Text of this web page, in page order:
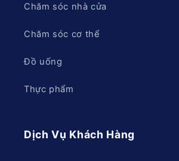
Chăm sóc nhà cửa
Chăm sóc cơ thể
Đồ uống
Thực phẩm
Dịch Vụ Khách Hàng